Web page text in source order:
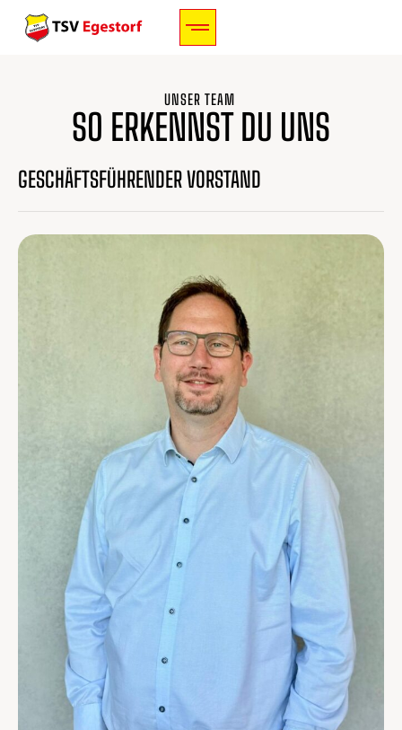
UNSER TEAM
SO ERKENNST DU UNS
GESCHÄFTSFÜHRENDER VORSTAND